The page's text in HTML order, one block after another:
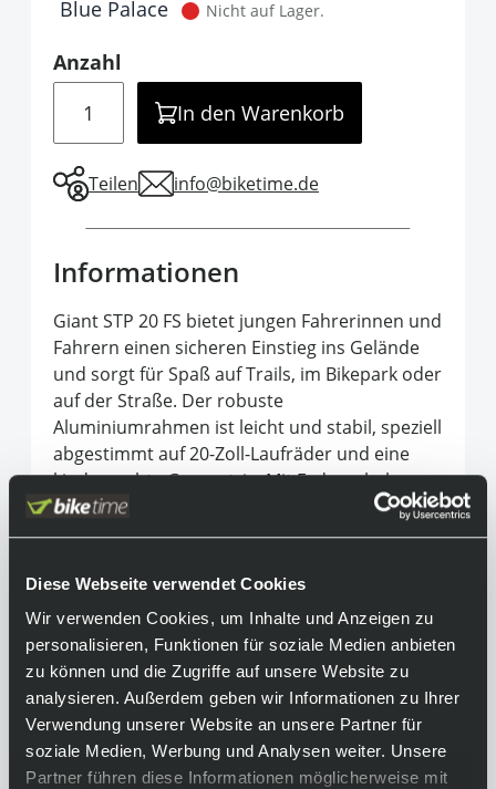
Diese Webseite verwendet Cookies
Wir verwenden Cookies, um Inhalte und Anzeigen zu
personalisieren, Funktionen für soziale Medien anbieten
zu können und die Zugriffe auf unsere Website zu
analysieren. Außerdem geben wir Informationen zu Ihrer
Verwendung unserer Website an unsere Partner für
soziale Medien, Werbung und Analysen weiter. Unsere
Partner führen diese Informationen möglicherweise mit
Blue Palace Nicht auf Lager.
Anzahl
In den Warenkorb
Teilen info@biketime.de
Informationen
Giant STP 20 FS bietet jungen Fahrerinnen und
Fahrern einen sicheren Einstieg ins Gelände
und sorgt für Spaß auf Trails, im Bikepark oder
auf der Straße. Der robuste
Aluminiumrahmen ist leicht und stabil, speziell
abgestimmt auf 20-Zoll-Laufräder und eine
kindgerechte Geometrie. Mit Federgabel,
kraftvollen Scheibenbremsen und hoher
Kontrolle ist dieses Bike bereit für jedes
Equipment
Achtung:
Das Produktbild kann aufgrund
unterschiedlicher Konfigurationen vom
endgültigen Produkt abweichen. Bitte
beachte hierfür unsere technischen Daten!